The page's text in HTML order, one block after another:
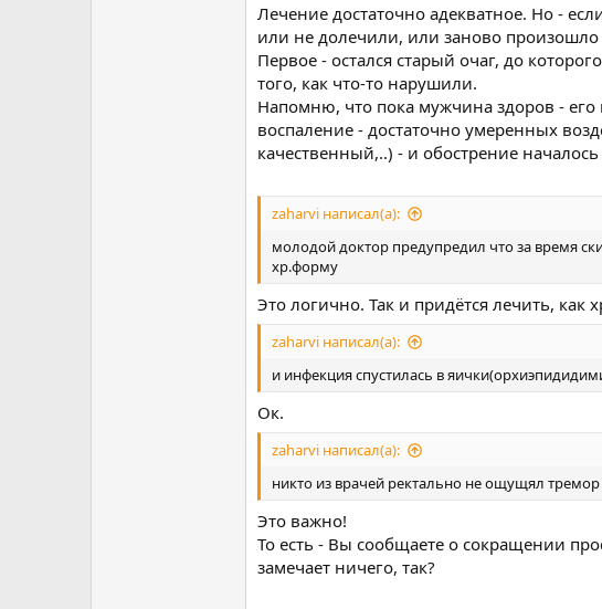
Лечение достаточно адекватное. Но -
или не долечили, или заново произошло
Первое - остался старый очаг, до
того, как что-то нарушили.
Напомню, что пока мужчина здоров - его
воспаление - достаточно умеренных
качественный,..) - и обострение
zaharvi написал(а):
молодой доктор предупредил что за время
хр.форму
Это логично. Так и придётся лечить, как
zaharvi написал(а):
и инфекция спустилась в
Ок.
zaharvi написал(а):
никто из врачей ректально не ощущял тремор
Это важно!
То есть - Вы сообщаете о сокращении
замечает ничего, так?